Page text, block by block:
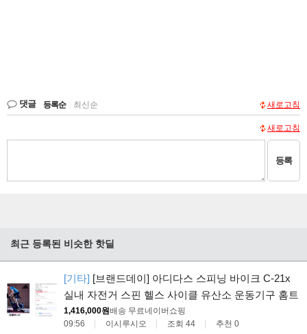
댓글 등록순 최신순 새로고침
새로고침
등록
최근 등록된 비슷한 핫딜
[기타] [브랜드데이] 아디다스 스피닝 바이크 C-21x
실내 자전거 스핀 헬스 사이클 유산소 운동기구 홈트
1,416,000원배송 무료네이버쇼핑
09:56
이시루시오 조회 44 추천 0